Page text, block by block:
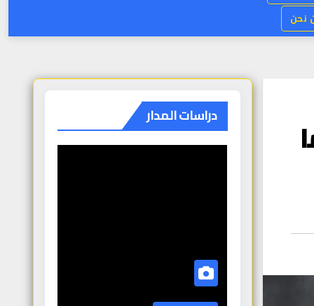
نحن
دراسات المدار